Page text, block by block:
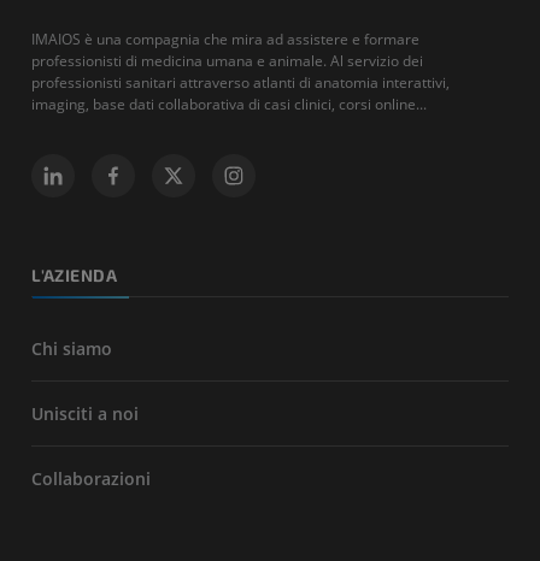
IMAIOS è una compagnia che mira ad assistere e formare
professionisti di medicina umana e animale. Al servizio dei
professionisti sanitari attraverso atlanti di anatomia interattivi,
imaging, base dati collaborativa di casi clinici, corsi online...
L'AZIENDA
Chi siamo
Unisciti a noi
Collaborazioni